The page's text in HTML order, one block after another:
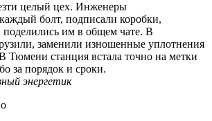
целый цех. Инженеры
болт, подписали коробки,
поделились им в общем чате. В
заменили изношенные уплотнения
Тюмени станция встала точно на метки
за порядок и сроки.
энергетик